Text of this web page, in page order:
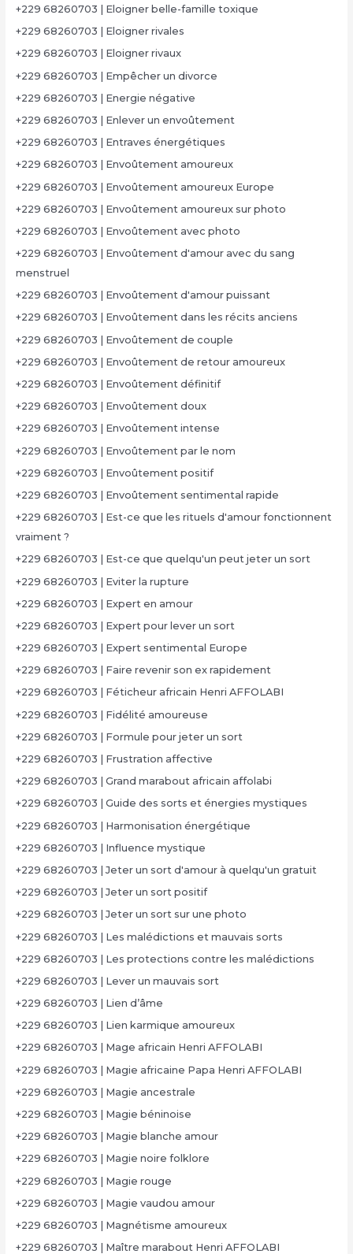
+229 68260703 | Eloigner belle-famille toxique
+229 68260703 | Eloigner rivales
+229 68260703 | Eloigner rivaux
+229 68260703 | Empêcher un divorce
+229 68260703 | Energie négative
+229 68260703 | Enlever un envoûtement
+229 68260703 | Entraves énergétiques
+229 68260703 | Envoûtement amoureux
+229 68260703 | Envoûtement amoureux Europe
+229 68260703 | Envoûtement amoureux sur photo
+229 68260703 | Envoûtement avec photo
+229 68260703 | Envoûtement d'amour avec du sang
menstruel
+229 68260703 | Envoûtement d'amour puissant
+229 68260703 | Envoûtement dans les récits anciens
+229 68260703 | Envoûtement de couple
+229 68260703 | Envoûtement de retour amoureux
+229 68260703 | Envoûtement définitif
+229 68260703 | Envoûtement doux
+229 68260703 | Envoûtement intense
+229 68260703 | Envoûtement par le nom
+229 68260703 | Envoûtement positif
+229 68260703 | Envoûtement sentimental rapide
+229 68260703 | Est-ce que les rituels d'amour fonctionnent
vraiment ?
+229 68260703 | Est-ce que quelqu'un peut jeter un sort
+229 68260703 | Eviter la rupture
+229 68260703 | Expert en amour
+229 68260703 | Expert pour lever un sort
+229 68260703 | Expert sentimental Europe
+229 68260703 | Faire revenir son ex rapidement
+229 68260703 | Féticheur africain Henri AFFOLABI
+229 68260703 | Fidélité amoureuse
+229 68260703 | Formule pour jeter un sort
+229 68260703 | Frustration affective
+229 68260703 | Grand marabout africain affolabi
+229 68260703 | Guide des sorts et énergies mystiques
+229 68260703 | Harmonisation énergétique
+229 68260703 | Influence mystique
+229 68260703 | Jeter un sort d'amour à quelqu'un gratuit
+229 68260703 | Jeter un sort positif
+229 68260703 | Jeter un sort sur une photo
+229 68260703 | Les malédictions et mauvais sorts
+229 68260703 | Les protections contre les malédictions
+229 68260703 | Lever un mauvais sort
+229 68260703 | Lien d’âme
+229 68260703 | Lien karmique amoureux
+229 68260703 | Mage africain Henri AFFOLABI
+229 68260703 | Magie africaine Papa Henri AFFOLABI
+229 68260703 | Magie ancestrale
+229 68260703 | Magie béninoise
+229 68260703 | Magie blanche amour
+229 68260703 | Magie noire folklore
+229 68260703 | Magie rouge
+229 68260703 | Magie vaudou amour
+229 68260703 | Magnétisme amoureux
+229 68260703 | Maître marabout Henri AFFOLABI